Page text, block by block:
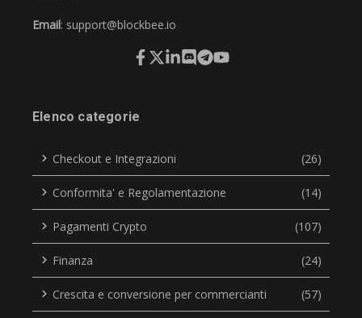
Email: support@blockbee.io
Elenco categorie
Checkout e Integrazioni (26)
Conformita' e Regolamentazione (14)
Pagamenti Crypto (107)
Finanza (24)
Crescita e conversione per commercianti (57)